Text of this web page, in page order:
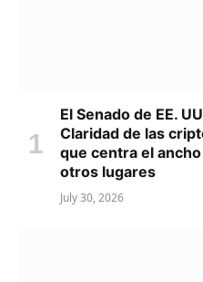
El Senado de EE.
Claridad de las
que centra el
otros lugares
July 30, 2026